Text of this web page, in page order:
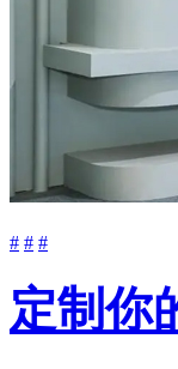
# # #
定制你